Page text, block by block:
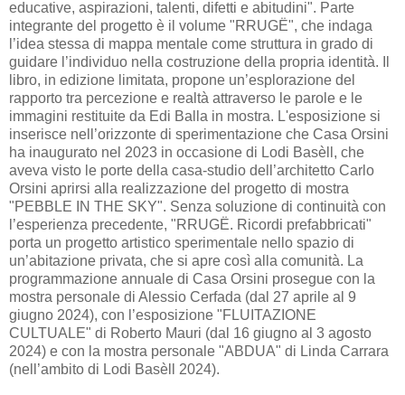
educative, aspirazioni, talenti, difetti e abitudini". Parte
integrante del progetto è il volume "RRUGË", che indaga
l’idea stessa di mappa mentale come struttura in grado di
guidare l’individuo nella costruzione della propria identità. Il
libro, in edizione limitata, propone un’esplorazione del
rapporto tra percezione e realtà attraverso le parole e le
immagini restituite da Edi Balla in mostra. L'esposizione si
inserisce nell’orizzonte di sperimentazione che Casa Orsini
ha inaugurato nel 2023 in occasione di Lodi Basèll, che
aveva visto le porte della casa-studio dell’architetto Carlo
Orsini aprirsi alla realizzazione del progetto di mostra
"PEBBLE IN THE SKY". Senza soluzione di continuità con
l’esperienza precedente, "RRUGË. Ricordi prefabbricati"
porta un progetto artistico sperimentale nello spazio di
un’abitazione privata, che si apre così alla comunità. La
programmazione annuale di Casa Orsini prosegue con la
mostra personale di Alessio Cerfada (dal 27 aprile al 9
giugno 2024), con l’esposizione "FLUITAZIONE
CULTUALE" di Roberto Mauri (dal 16 giugno al 3 agosto
2024) e con la mostra personale "ABDUA" di Linda Carrara
(nell’ambito di Lodi Basèll 2024).